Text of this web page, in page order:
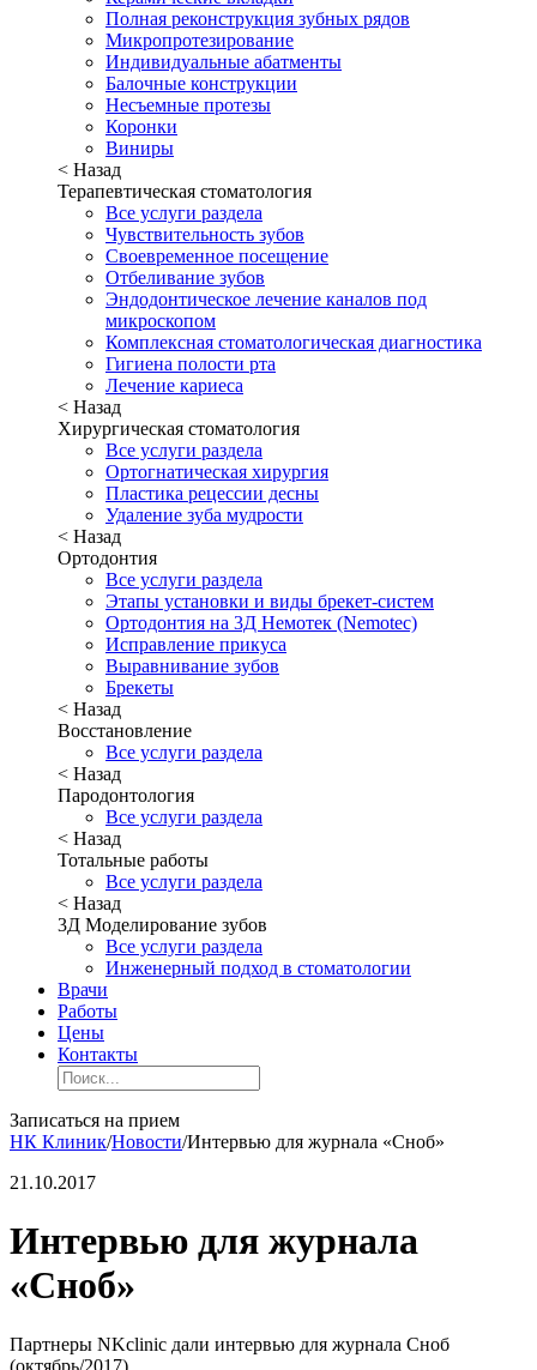
Полная реконструкция зубных рядов
Микропротезирование
Индивидуальные абатменты
Балочные конструкции
Несъемные протезы
Коронки
Виниры
< Назад
Терапевтическая стоматология
Все услуги раздела
Чувствительность зубов
Своевременное посещение
Отбеливание зубов
Эндодонтическое лечение каналов под
микроскопом
Комплексная стоматологическая диагностика
Гигиена полости рта
Лечение кариеса
< Назад
Хирургическая стоматология
Все услуги раздела
Ортогнатическая хирургия
Пластика рецессии десны
Удаление зуба мудрости
< Назад
Ортодонтия
Все услуги раздела
Этапы установки и виды брекет-систем
Ортодонтия на 3Д Немотек (Nemotec)
Исправление прикуса
Выравнивание зубов
Брекеты
< Назад
Восстановление
Все услуги раздела
< Назад
Пародонтология
Все услуги раздела
< Назад
Тотальные работы
Все услуги раздела
< Назад
3Д Моделирование зубов
Все услуги раздела
Инженерный подход в стоматологии
Врачи
Работы
Цены
Контакты
Записаться на прием
НК Клиник/Новости/Интервью для журнала «Сноб»
21.10.2017
Интервью для журнала
«Сноб»
Партнеры NKclinic дали интервью для журнала Сноб
(октябрь/2017)